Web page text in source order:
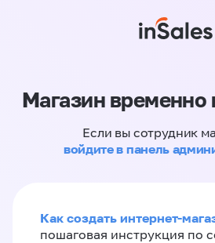
Магазин временно
Если вы сотрудник
войдите в панель
Как создать интернет-
пошаговая инструкция по